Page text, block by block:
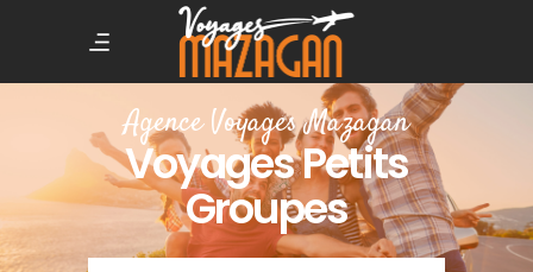
Agence Voyages Mazagan
Voyages Petits
Groupes